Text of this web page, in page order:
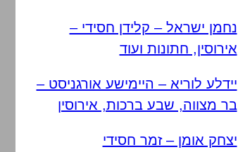
נחמן ישראל – קלידן חסידי –
אירוסין, חתונות ועוד
יידלע לוריא – היימישע אורגניסט –
בר מצווה, שבע ברכות, אירוסין
יצחק אומן – זמר חסידי